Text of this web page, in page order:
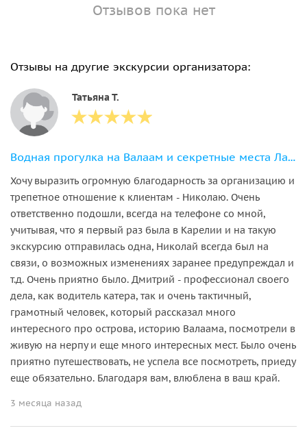
Отзывов пока нет
Отзывы на другие экскурсии организатора:
Татьяна Т.
Водная прогулка на Валаам и секретные места Ладожских шхер
Хочу выразить огромную благодарность за организацию и
трепетное отношение к клиентам - Николаю. Очень
ответственно подошли, всегда на телефоне со мной,
учитывая, что я первый раз была в Карелии и на такую
экскурсию отправилась одна, Николай всегда был на
связи, о возможных изменениях заранее предупреждал и
т.д. Очень приятно было. Дмитрий - профессионал своего
дела, как водитель катера, так и очень тактичный,
грамотный человек, который рассказал много
интересного про острова, историю Валаама, посмотрели в
живую на нерпу и еще много интересных мест. Было очень
приятно путешествовать, не успела все посмотреть, приеду
еще обязательно. Благодаря вам, влюблена в ваш край.
3 месяца назад